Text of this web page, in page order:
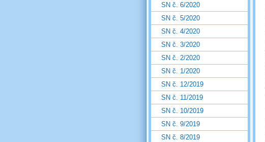
SN č. 6/2020
SN č. 5/2020
SN č. 4/2020
SN č. 3/2020
SN č. 2/2020
SN č. 1/2020
SN č. 12/2019
SN č. 11/2019
SN č. 10/2019
SN č. 9/2019
SN č. 8/2019